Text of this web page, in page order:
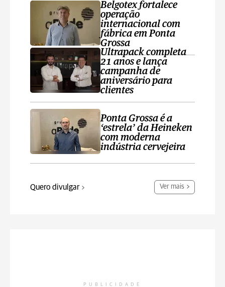
Belgotex fortalece
operação
internacional com
fábrica em Ponta
Grossa
Ultrapack completa
21 anos e lança
campanha de
aniversário para
clientes
Ponta Grossa é a
‘estrela’ da Heineken
com moderna
indústria cervejeira
Quero divulgar Ver mais
PUBLICIDADE